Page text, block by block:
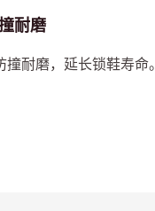
耐磨
耐磨，延长锁鞋寿命。